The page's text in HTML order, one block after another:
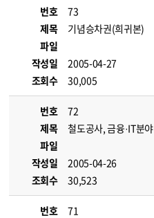
번호
73
제목
기념승차권(희귀본)
파일
작성일
2005-04-27
조회수
30,005
번호
72
제목
철도공사, 금융·IT분
파일
작성일
2005-04-26
조회수
30,523
번호
71